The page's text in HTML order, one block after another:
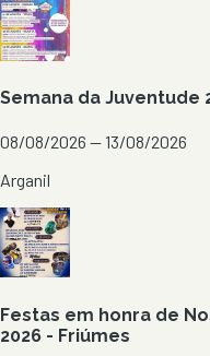
Semana da Juventude
08/08/2026 — 13/08/2026
Arganil
Festas em honra de
2026 - Friúmes